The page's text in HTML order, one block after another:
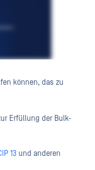
können, das zu
Erfüllung der Bulk-
13 und anderen